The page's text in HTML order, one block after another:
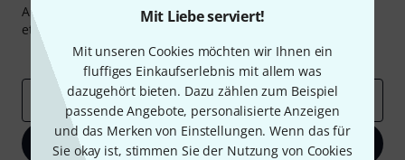
Mit Liebe serviert!
Mit unseren Cookies möchten wir Ihnen ein
fluffiges Einkaufserlebnis mit allem was
dazugehört bieten. Dazu zählen zum Beispiel
passende Angebote, personalisierte Anzeigen
und das Merken von Einstellungen. Wenn das für
Sie okay ist, stimmen Sie der Nutzung von Cookies
Abonniere den Thomann Newsletter und gewinne mit
etwas Glück einen von
Inspirierende Beiträge
Deals Thomann Insights
E-Mail-Adresse*
Jetzt anmelden